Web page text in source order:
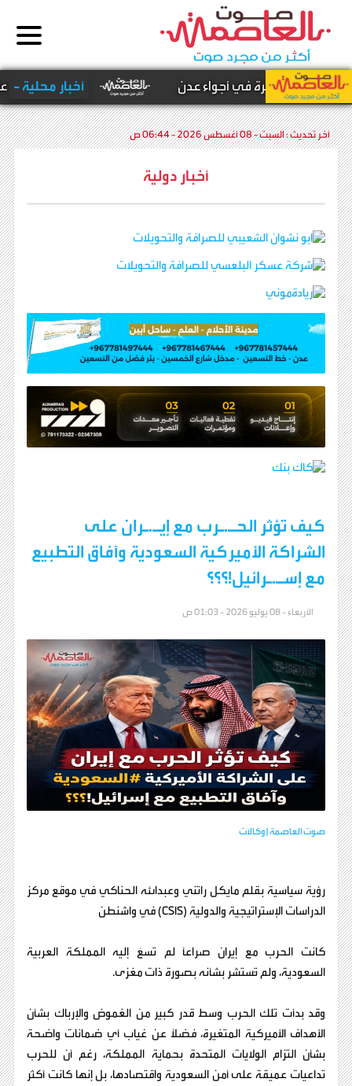
المُسيّرة في أجواء عدن أخبار محلية - عاجل :
آخر تحديث :السبت - 08 أغسطس 2026 - 06:44 ص
أخبار دولية
كيف تؤثر الحـ.ـرب مع إيـ.ـران على
الشراكة الأميركية السعودية وآفاق التطبيع
مع إسـ.ـرائيل!؟؟؟
الأربعاء - 08 يوليو 2026 - 01:03 ص
صوت العاصمة | وكالات
رؤية سياسية بقلم مايكل راتني وعبدالله الحناكي في موقع مركز
الدراسات الإستراتيجية والدولية (CSIS) في واشنطن
كانت الحرب مع إيران صراعًا لم تسعَ إليه المملكة العربية
السعودية، ولم تُستشر بشأنه بصورة ذات مغزى.
وقد بدأت تلك الحرب وسط قدر كبير من الغموض والإرباك بشأن
الأهداف الأميركية المتغيرة، فضلًا عن غياب أي ضمانات واضحة
بشأن التزام الولايات المتحدة بحماية المملكة، رغم أن للحرب
تداعيات عميقة على أمن السعودية واقتصادها، بل إنها كانت أكثر